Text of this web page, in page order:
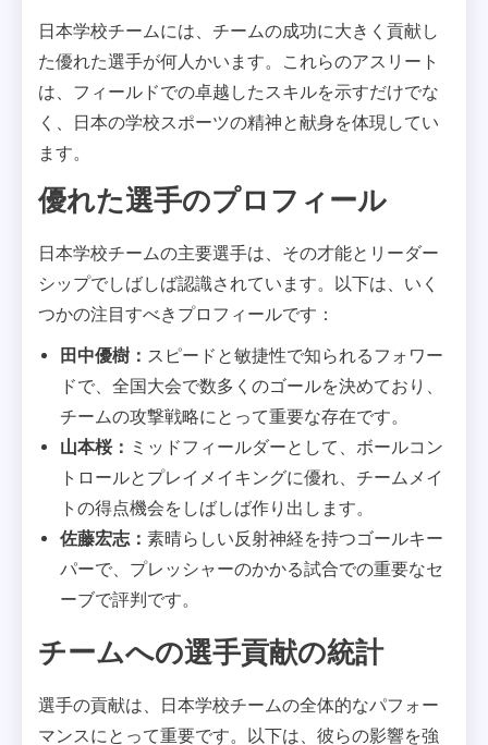
日本学校チームには、チームの成功に大きく貢献し
た優れた選手が何人かいます。これらのアスリート
は、フィールドでの卓越したスキルを示すだけでな
く、日本の学校スポーツの精神と献身を体現してい
ます。
優れた選手のプロフィール
日本学校チームの主要選手は、その才能とリーダー
シップでしばしば認識されています。以下は、いく
つかの注目すべきプロフィールです：
田中優樹： スピードと敏捷性で知られるフォワー
ドで、全国大会で数多くのゴールを決めており、
チームの攻撃戦略にとって重要な存在です。
山本桜： ミッドフィールダーとして、ボールコン
トロールとプレイメイキングに優れ、チームメイ
トの得点機会をしばしば作り出します。
佐藤宏志： 素晴らしい反射神経を持つゴールキー
パーで、プレッシャーのかかる試合での重要なセ
ーブで評判です。
チームへの選手貢献の統計
選手の貢献は、日本学校チームの全体的なパフォー
マンスにとって重要です。以下は、彼らの影響を強